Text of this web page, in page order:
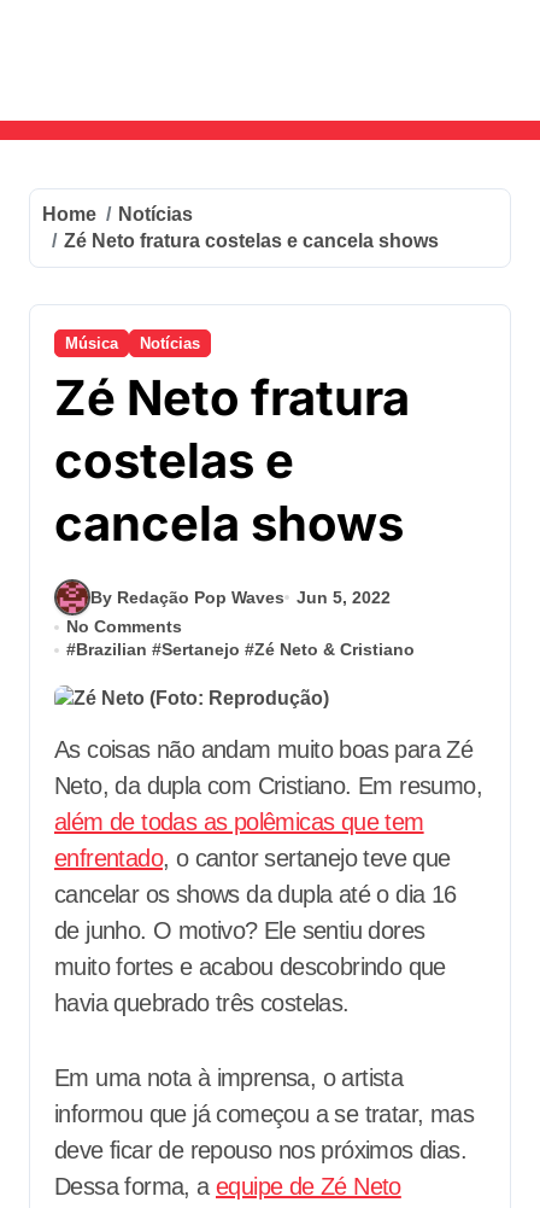
Home
Notícias
Zé Neto fratura costelas e cancela shows
Música Notícias
Zé Neto fratura
costelas e
cancela shows
By Redação Pop Waves
Jun 5, 2022
No Comments
#Brazilian #Sertanejo #Zé Neto & Cristiano
As coisas não andam muito boas para Zé
Neto, da dupla com Cristiano. Em resumo,
além de todas as polêmicas que tem
enfrentado, o cantor sertanejo teve que
cancelar os shows da dupla até o dia 16
de junho. O motivo? Ele sentiu dores
muito fortes e acabou descobrindo que
havia quebrado três costelas.
Em uma nota à imprensa, o artista
informou que já começou a se tratar, mas
deve ficar de repouso nos próximos dias.
Dessa forma, a equipe de Zé Neto